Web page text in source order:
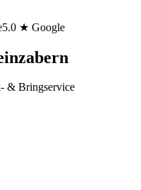
5.0 ★ Google
& Bringservice